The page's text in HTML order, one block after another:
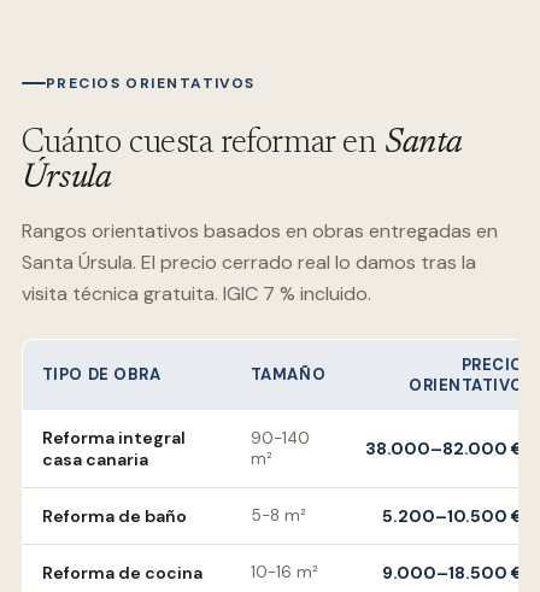
PRECIOS ORIENTATIVOS
Cuánto cuesta reformar en Santa
Úrsula
Rangos orientativos basados en obras entregadas en
Santa Úrsula. El precio cerrado real lo damos tras la
visita técnica gratuita. IGIC 7 % incluido.
TIPO DE OBRA TAMAÑO
PRECIO
ORIENTATIVO
Reforma integral
casa canaria
90-140
m²
38.000–82.000 €
Reforma de baño 5-8 m² 5.200–10.500 €
Reforma de cocina 10-16 m² 9.000–18.500 €